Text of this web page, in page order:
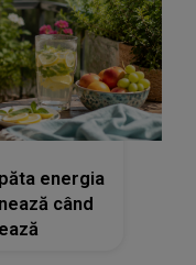
energia
când